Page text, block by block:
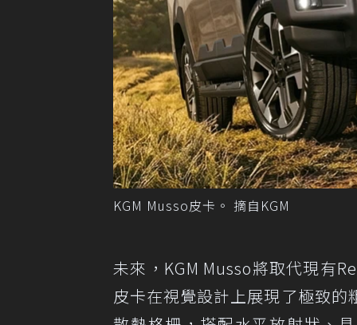
KGM Musso皮卡。 摘自KGM
未來，KGM Musso將取代現有
皮卡在視覺設計上展現了極致